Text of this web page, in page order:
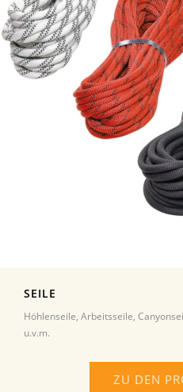
SEILE
Höhlenseile, Arbeitsseile,
u.v.m.
ZU DEN